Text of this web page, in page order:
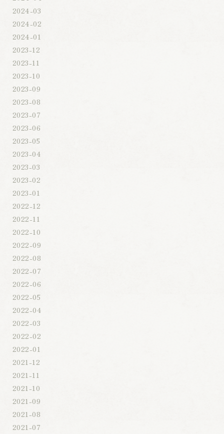
2024-03
2024-02
2024-01
2023-12
2023-11
2023-10
2023-09
2023-08
2023-07
2023-06
2023-05
2023-04
2023-03
2023-02
2023-01
2022-12
2022-11
2022-10
2022-09
2022-08
2022-07
2022-06
2022-05
2022-04
2022-03
2022-02
2022-01
2021-12
2021-11
2021-10
2021-09
2021-08
2021-07